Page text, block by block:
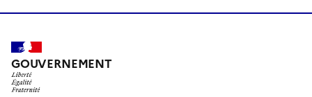
GOUVERNEMENT